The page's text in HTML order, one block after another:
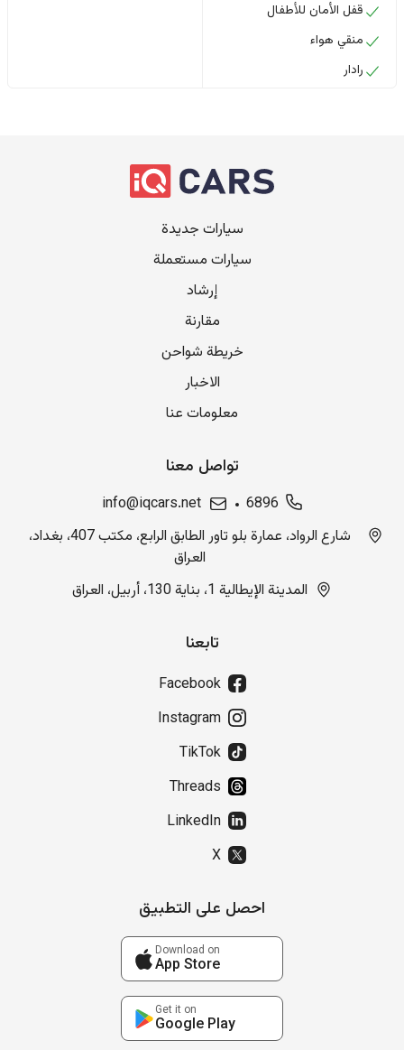
قفل الأمان للأطفال
منقي هواء
رادار
سيارات جديدة
سيارات مستعملة
إرشاد
مقارنة
خريطة شواحن
الاخبار
معلومات عنا
تواصل معنا
6896
info@iqcars.net
شارع الرواد، عمارة بلو تاور الطابق الرابع، مكتب 407، بغداد،
العراق
المدينة الإيطالية 1، بناية 130، أربيل، العراق
تابعنا
Facebook
Instagram
TikTok
Threads
LinkedIn
X
احصل على التطبيق
Download on
App Store
Get it on
Google Play